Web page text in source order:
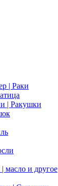
| Раки
| Ракушки
масло и другое